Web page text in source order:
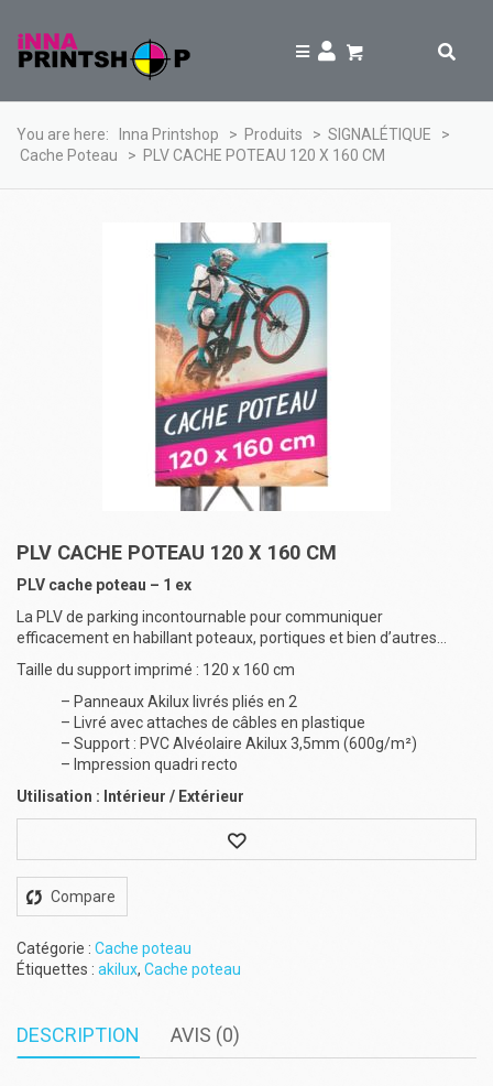
You are here: Inna Printshop > Produits > SIGNALÉTIQUE
>
Cache Poteau
> PLV CACHE POTEAU 120 X 160 CM
PLV CACHE POTEAU 120 X 160 CM
PLV cache poteau – 1 ex
La PLV de parking incontournable pour communiquer
efficacement en habillant poteaux, portiques et bien d’autres…
Taille du support imprimé : 120 x 160 cm
– Panneaux Akilux livrés pliés en 2
– Livré avec attaches de câbles en plastique
– Support : PVC Alvéolaire Akilux 3,5mm (600g/m²)
– Impression quadri recto
Utilisation : Intérieur / Extérieur
Compare
Catégorie : Cache poteau
Étiquettes : akilux, Cache poteau
DESCRIPTION AVIS (0)